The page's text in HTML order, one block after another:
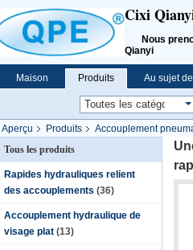
Cixi
Nous
Qianyi
Maison Produits Au sujet
Aperçu Produits
Accouplement
d'échange d'ARO 210
Tous les produits
Rapides hydrauliques relient
des accouplements (36)
Accouplement hydraulique de
visage plat (13)